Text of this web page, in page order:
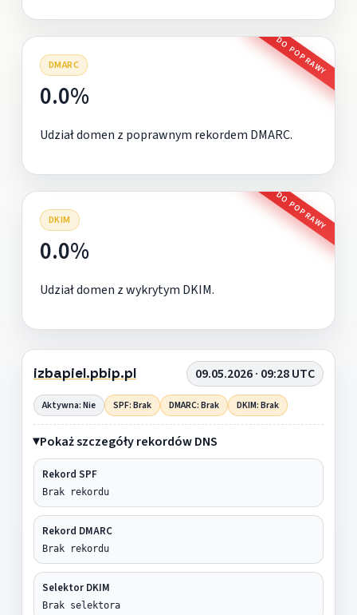
DMARC DO POPRAWY
0.0%
Udział domen z poprawnym rekordem DMARC.
DKIM DO POPRAWY
0.0%
Udział domen z wykrytym DKIM.
izbapiel.pbip.pl 09.05.2026 · 09:28 UTC
Aktywna: Nie SPF: Brak DMARC: Brak DKIM: Brak
Pokaż szczegóły rekordów DNS
Rekord SPF
Brak rekordu
Rekord DMARC
Brak rekordu
Selektor DKIM
Brak selektora